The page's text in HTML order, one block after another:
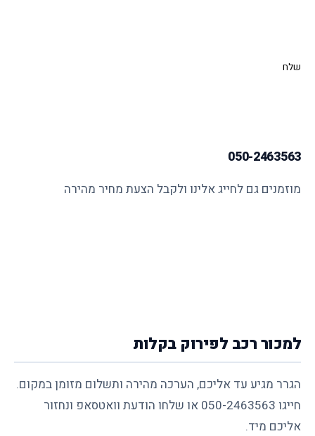
שלח
050-2463563
מוזמנים גם לחייג אלינו ולקבל הצעת מחיר מהירה
למכור רכב לפירוק בקלות
הגרר מגיע עד אליכם, הערכה מהירה ותשלום מזומן במקום.
חייגו 050-2463563 או שלחו הודעת וואטסאפ ונחזור
אליכם מיד.